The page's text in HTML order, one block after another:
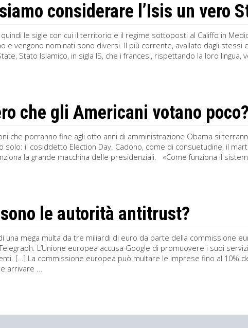
considerare l’Isis un vero
le sigle con cui il territorio e il regime sottoposti al Califfo in
e vengono nominati sono diversi. Il più corrente, avallato dagli stessi
Stato Islamico, in sigla IS, che i francesi, rispettando la loro
che gli Americani votano poco?
che porranno fine agli otto anni di amministrazione Obama si
solo: il cosiddetto Election Day. Cadono, come di consuetudine, il
la grande macchina delle presidenziali. «Come funziona il
le autorità antitrust?
una mega multa da tre miliardi di euro da parte della commissione
L’Unione europea accusa Google di promuovere i suoi
[…] La commissione europea può multare le imprese fino al 10%
arrivare ...